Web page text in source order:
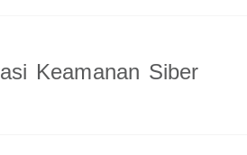
Keamanan Siber